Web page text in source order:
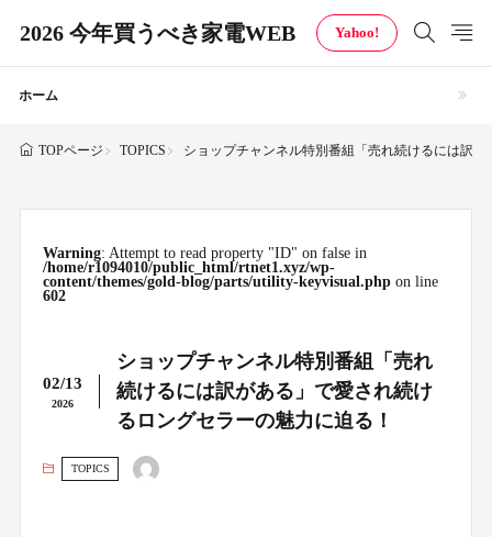
2026 今年買うべき家電WEB Yahoo!
ホーム
TOPページ TOPICS ショップチャンネル特別番組「売れ続けるには訳
Warning: Attempt to read property "ID" on false in
/home/r1094010/public_html/rtnet1.xyz/wp-
content/themes/gold-blog/parts/utility-keyvisual.phpon line
602
02/13
2026
ショップチャンネル特別番組「売れ
続けるには訳がある」で愛され続け
るロングセラーの魅力に迫る！
TOPICS